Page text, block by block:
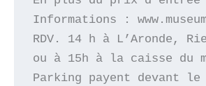
Informations :
RDV. 14 h à L’Aronde,
ou à 15h à la caisse du
Parking payent devant le